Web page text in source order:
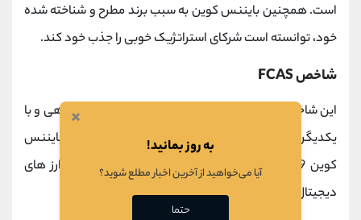
است. همچنین بایننس کوین به سبب برند مطرح و شناخته شده
خود، توانسته است شرکای استراتژیک خوبی را جذب خود کند.
شاخص FCAS
این شاخص براساس چندمعیار ارز های دیجیتال را امیتازدهی و با
یکدیگر مقایسه می کند. امتیاز FCASبرای ارز دیجیتال بایننس
کوین 829 است که از نظر در رتبه 31ام در میان تمام ارز های
دیجیتال قرار گرفته است.
×
به روز بمانید!
آیا می‌خواهید از آخرین اخبار مطلع شوید؟
حتما